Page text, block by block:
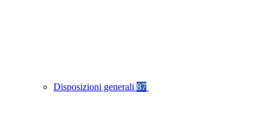
Disposizioni generali 87